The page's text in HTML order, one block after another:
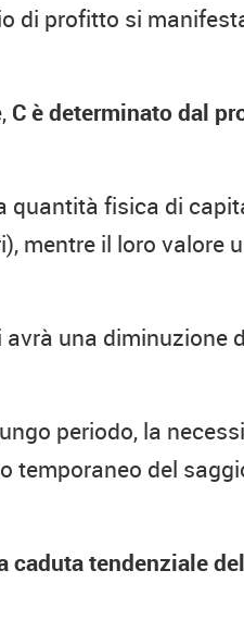
di profitto si
C è determinato dal
quantità fisica di
mentre il loro valore
avrà una diminuzione
periodo, la
temporaneo del
caduta tendenziale